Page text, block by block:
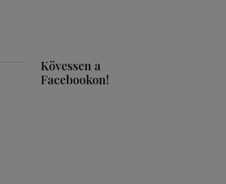
Kövessen a
Facebookon!